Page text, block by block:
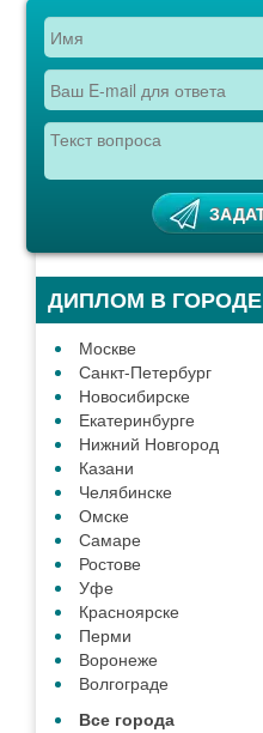
ДИПЛОМ В ГОРОДЕ
Москве
Санкт-Петербург
Новосибирске
Екатеринбурге
Нижний Новгород
Казани
Челябинске
Омске
Самаре
Ростове
Уфе
Красноярске
Перми
Воронеже
Волгограде
Все города